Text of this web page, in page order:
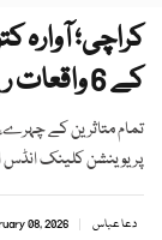
کراچی؛
کے 6 واقعات رپورٹ
تمام متاثرین کے
پریوینشن کلینک انڈس
دعا عباس 08, 2026